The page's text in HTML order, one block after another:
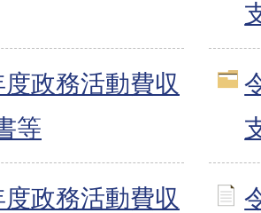
政務活動費収
等
政務活動費収